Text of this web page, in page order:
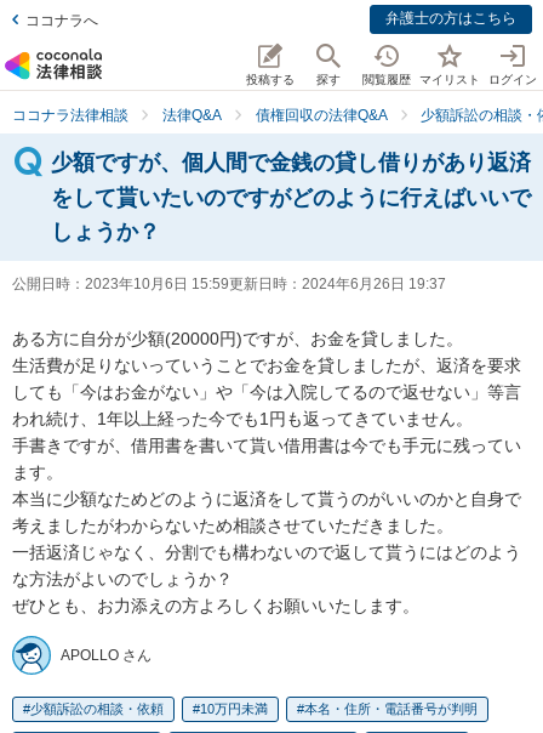
ココナラへ 弁護士の方はこちら
投稿する 探す 閲覧履歴 マイリスト ログイン
ココナラ法律相談 法律Q&A 債権回収の法律Q&A 少額訴訟の相談・
少額ですが、個人間で金銭の貸し借りがあり返済
をして貰いたいのですがどのように行えばいいで
しょうか？
公開日時： 2023年10月6日 15:59更新日時： 2024年6月26日 19:37
ある方に自分が少額(20000円)ですが、お金を貸しました。
生活費が足りないっていうことでお金を貸しましたが、返済を要求
しても「今はお金がない」や「今は入院してるので返せない」等言
われ続け、1年以上経った今でも1円も返ってきていません。
手書きですが、借用書を書いて貰い借用書は今でも手元に残ってい
ます。
本当に少額なためどのように返済をして貰うのがいいのかと自身で
考えましたがわからないため相談させていただきました。
一括返済じゃなく、分割でも構わないので返して貰うにはどのよう
な方法がよいのでしょうか？
ぜひとも、お力添えの方よろしくお願いいたします。
APOLLO さん
少額訴訟の相談・依頼 10万円未満 本名・住所・電話番号が判明